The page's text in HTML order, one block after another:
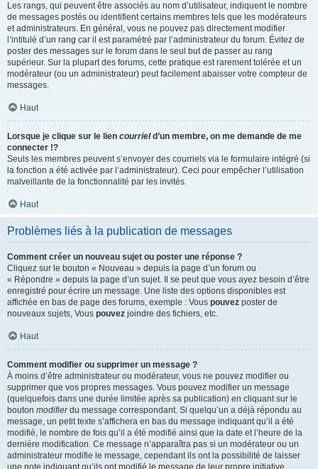
Les rangs, qui peuvent être associés au nom d’utilisateur, indiquent le nombre
de messages postés ou identifient certains membres tels que les modérateurs
et administrateurs. En général, vous ne pouvez pas directement modifier
l’intitulé d’un rang car il est paramétré par l’administrateur du forum. Évitez de
poster des messages sur le forum dans le seul but de passer au rang
supérieur. Sur la plupart des forums, cette pratique est rarement tolérée et un
modérateur (ou un administrateur) peut facilement abaisser votre compteur de
messages.
Haut
Lorsque je clique sur le lien courrield’un membre, on me demande de me
connecter !?
Seuls les membres peuvent s’envoyer des courriels via le formulaire intégré (si
la fonction a été activée par l’administrateur). Ceci pour empêcher l’utilisation
malveillante de la fonctionnalité par les invités.
Haut
Problèmes liés à la publication de messages
Comment créer un nouveau sujet ou poster une réponse ?
Cliquez sur le bouton « Nouveau » depuis la page d’un forum ou
« Répondre » depuis la page d’un sujet. Il se peut que vous ayez besoin d’être
enregistré pour écrire un message. Une liste des options disponibles est
affichée en bas de page des forums, exemple : Vous pouvez poster de
nouveaux sujets, Vous pouvez joindre des fichiers, etc.
Haut
Comment modifier ou supprimer un message ?
À moins d’être administrateur ou modérateur, vous ne pouvez modifier ou
supprimer que vos propres messages. Vous pouvez modifier un message
(quelquefois dans une durée limitée après sa publication) en cliquant sur le
bouton modifierdu message correspondant. Si quelqu’un a déjà répondu au
message, un petit texte s’affichera en bas du message indiquant qu’il a été
modifié, le nombre de fois qu’il a été modifié ainsi que la date et l’heure de la
dernière modification. Ce message n’apparaîtra pas si un modérateur ou un
administrateur modifie le message, cependant ils ont la possibilité de laisser
une note indiquant qu’ils ont modifié le message de leur propre initiative.